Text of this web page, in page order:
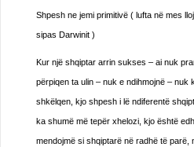
Shpesh ne jemi primitivë ( lufta në mes
sipas Darwinit )
Kur një shqiptar arrin sukses – ai nuk
përpiqen ta ulin – nuk e ndihmojnë – nuk
shkëlqen, kjo shpesh i lë ndiferentë
ka shumë më tepër xhelozi, kjo është
mendojmë si shqiptarë në radhë të parë,